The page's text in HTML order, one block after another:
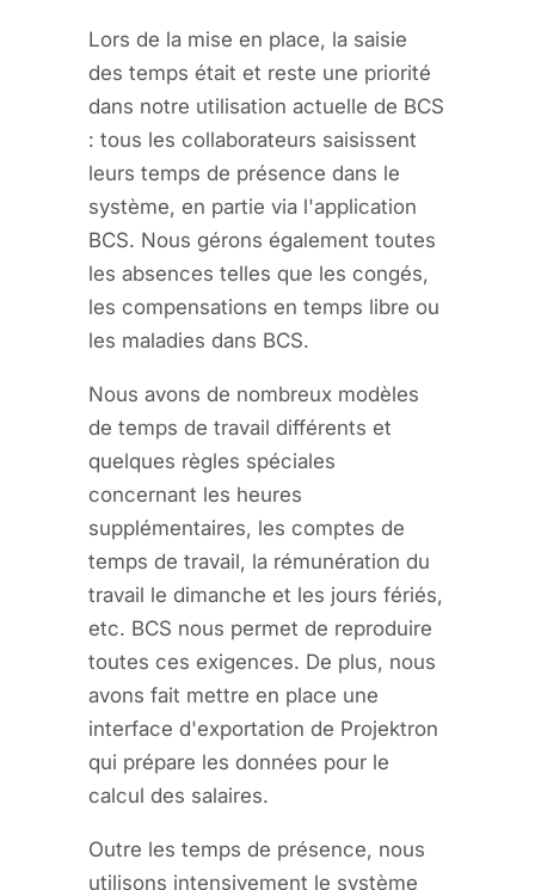
Lors de la mise en place, la saisie
des temps était et reste une priorité
dans notre utilisation actuelle de BCS
: tous les collaborateurs saisissent
leurs temps de présence dans le
système, en partie via l'application
BCS. Nous gérons également toutes
les absences telles que les congés,
les compensations en temps libre ou
les maladies dans BCS.
Nous avons de nombreux modèles
de temps de travail différents et
quelques règles spéciales
concernant les heures
supplémentaires, les comptes de
temps de travail, la rémunération du
travail le dimanche et les jours fériés,
etc. BCS nous permet de reproduire
toutes ces exigences. De plus, nous
avons fait mettre en place une
interface d'exportation de Projektron
qui prépare les données pour le
calcul des salaires.
Outre les temps de présence, nous
utilisons intensivement le système